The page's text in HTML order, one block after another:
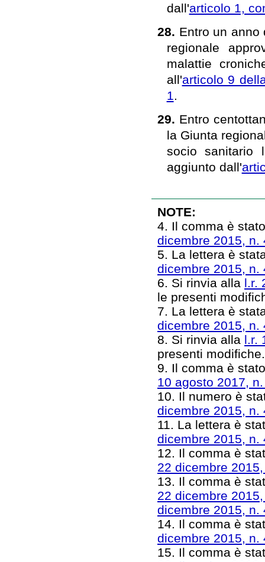
dall'articolo 1,
28. Entro un anno
regionale
malattie
all'articolo 9
1.
29. Entro
la Giunta
socio sanitario
aggiunto dall'
NOTE:
4. Il comma è
dicembre 2015, n.
5. La lettera è
dicembre 2015, n.
6. Si rinvia alla l.r.
le presenti
7. La lettera è
dicembre 2015, n.
8. Si rinvia alla l.r.
presenti
9. Il comma è
10 agosto 2017,
10. Il numero è
dicembre 2015, n.
11. La lettera è
dicembre 2015, n.
12. Il comma è
22 dicembre
13. Il comma è
22 dicembre
dicembre 2015, n.
14. Il comma è
dicembre 2015, n.
15. Il comma è